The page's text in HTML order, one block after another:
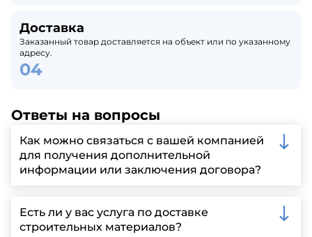
Доставка
Заказанный товар доставляется на объект или по указанному
адресу.
Ответы на вопросы
Как можно связаться с вашей компанией
для получения дополнительной
информации или заключения договора?
запрос через нашу официальную почту или
заполнить форму на нашем сайте для более
детальной информации и организации встречи.
Есть ли у вас услуга по доставке
строительных материалов?